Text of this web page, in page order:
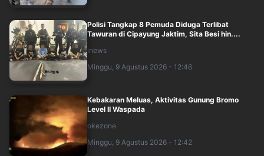
Polisi Tangkap 8 Pemuda Diduga Terlibat
Tawuran di Cipayung Jaktim, Sita Besi hin....
inews
Minggu, 9 Agustus 2026 - 12:46
Kebakaran Meluas, Aktivitas Gunung Bromo
Level II Waspada
okezone
Minggu, 9 Agustus 2026 - 12:42